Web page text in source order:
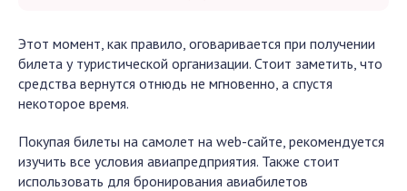
Этот момент, как правило, оговаривается при получении
билета у туристической организации. Стоит заметить, что
средства вернутся отнюдь не мгновенно, а спустя
некоторое время.
Покупая билеты на самолет на web-сайте, рекомендуется
изучить все условия авиапредприятия. Также стоит
использовать для бронирования авиабилетов